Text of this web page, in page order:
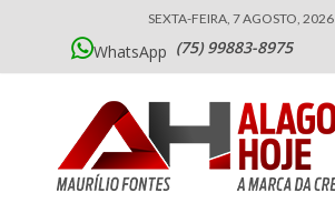
SEXTA-FEIRA, 7 AGOSTO, 2026
WhatsApp (75) 99883-8975